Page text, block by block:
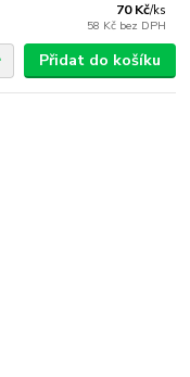
70 Kč/ks
58 Kč bez DPH
Přidat do košíku